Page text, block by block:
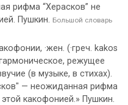
рифма “Херасков” не
Пушкин. Большой словарь
·жен. (·греч. kakos
режущее
(в музыке, в стихах).
— неожиданная рифма
какофонией.» Пушкин.